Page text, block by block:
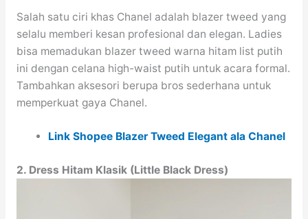
Salah satu ciri khas Chanel adalah blazer tweed yang
selalu memberi kesan profesional dan elegan. Ladies
bisa memadukan blazer tweed warna hitam list putih
ini dengan celana high-waist putih untuk acara formal.
Tambahkan aksesori berupa bros sederhana untuk
memperkuat gaya Chanel.
Link Shopee Blazer Tweed Elegant ala Chanel
2. Dress Hitam Klasik (Little Black Dress)